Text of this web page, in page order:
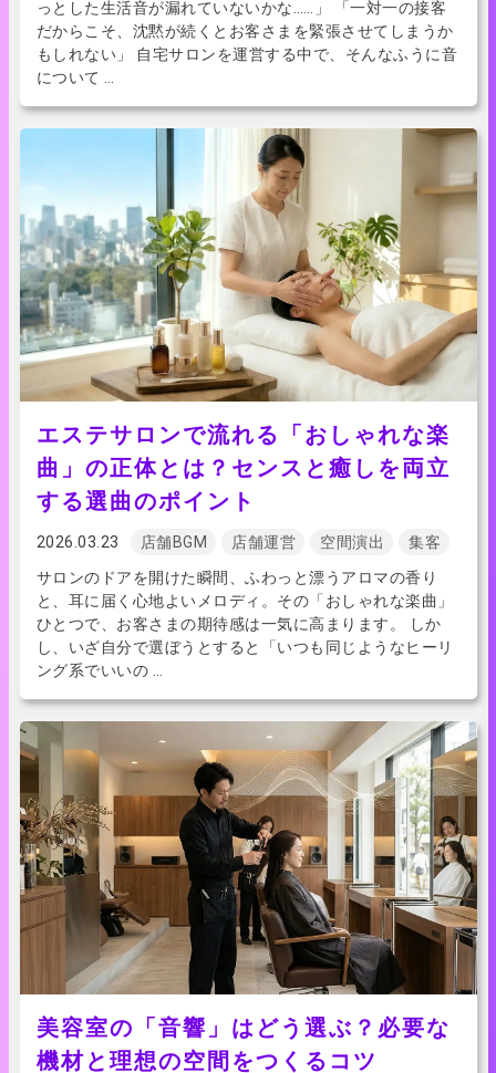
っとした生活音が漏れていないかな……」 「一対一の接客
だからこそ、沈黙が続くとお客さまを緊張させてしまうか
もしれない」 自宅サロンを運営する中で、そんなふうに音
について …
エステサロンで流れる「おしゃれな楽
曲」の正体とは？センスと癒しを両立
する選曲のポイント
2026.03.23 店舗BGM 店舗運営 空間演出
集客
サロンのドアを開けた瞬間、ふわっと漂うアロマの香り
と、耳に届く心地よいメロディ。その「おしゃれな楽曲」
ひとつで、お客さまの期待感は一気に高まります。 しか
し、いざ自分で選ぼうとすると「いつも同じようなヒーリ
ング系でいいの …
美容室の「音響」はどう選ぶ？必要な
機材と理想の空間をつくるコツ